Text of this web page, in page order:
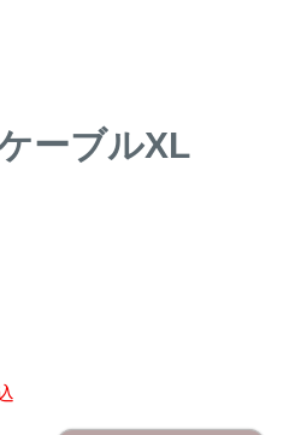
ーブルXL
苗木食害防止材
ら選ぶ